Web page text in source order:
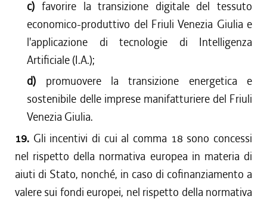
c)favorire la transizione digitale del tessuto
economico-produttivo del Friuli Venezia Giulia e
l'applicazione di tecnologie di Intelligenza
Artificiale (I.A.);
d) promuovere la transizione energetica e
sostenibile delle imprese manifatturiere del Friuli
Venezia Giulia.
19. Gli incentivi di cui al comma 18 sono concessi
nel rispetto della normativa europea in materia di
aiuti di Stato, nonché, in caso di cofinanziamento a
valere sui fondi europei, nel rispetto della normativa